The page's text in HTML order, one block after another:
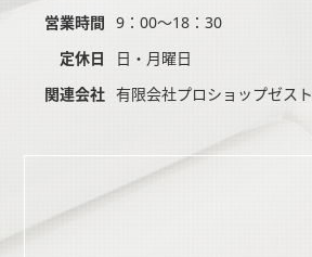
営業時間
9：00～18：30
定休日
日・月曜日
関連会社 有限会社プロショップゼスト